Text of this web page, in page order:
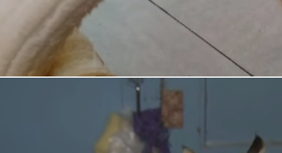
Y
A